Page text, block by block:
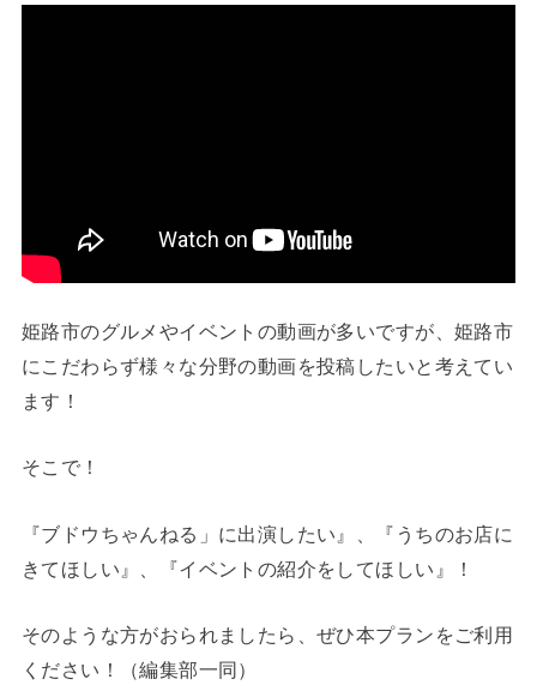
姫路市のグルメやイベントの動画が多いですが、姫路市
にこだわらず様々な分野の動画を投稿したいと考えてい
ます！
そこで！
『ブドウちゃんねる」に出演したい』、『うちのお店に
きてほしい』、『イベントの紹介をしてほしい』！
そのような方がおられましたら、ぜひ本プランをご利用
ください！（編集部一同）